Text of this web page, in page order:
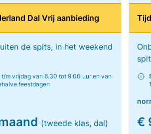
Dal Vrij aanbieding
de spits, in het weekend
t/m vrijdag van 6.30 tot 9.00 uur en van
feestdagen
(tweede klas, dal) €